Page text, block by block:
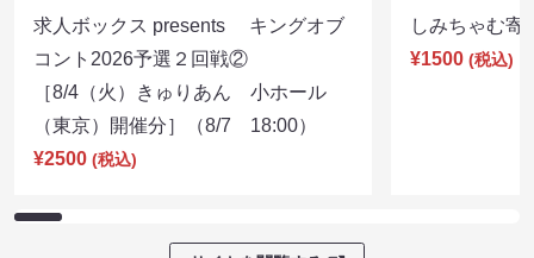
求人ボックス presents キングオブ
コント2026予選２回戦②
［8/4（火）きゅりあん 小ホール
（東京）開催分］（8/7 18:00）
¥2500 (税込)
しみちゃむ
¥1500 (税込)